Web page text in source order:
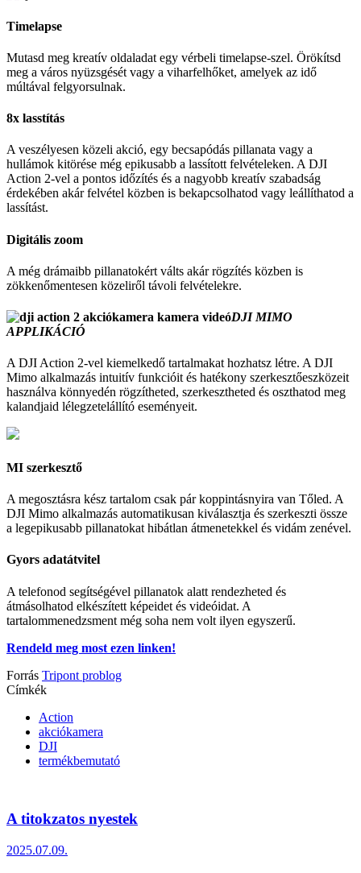
Timelapse
Mutasd meg kreatív oldaladat egy vérbeli timelapse-szel. Örökítsd
meg a város nyüzsgését vagy a viharfelhőket, amelyek az idő
múltával felgyorsulnak.
8x lasstítás
A veszélyesen közeli akció, egy becsapódás pillanata vagy a
hullámok kitörése még epikusabb a lassított felvételeken. A DJI
Action 2-vel a pontos időzítés és a nagyobb kreatív szabadság
érdekében akár felvétel közben is bekapcsolhatod vagy leállíthatod a
lassítást.
Digitális zoom
A még drámaibb pillanatokért válts akár rögzítés közben is
zökkenőmentesen közeliről távoli felvételekre.
DJI MIMO
APPLIKÁCIÓ
A DJI Action 2-vel kiemelkedő tartalmakat hozhatsz létre. A DJI
Mimo alkalmazás intuitív funkcióit és hatékony szerkesztőeszközeit
használva könnyedén rögzítheted, szerkesztheted és oszthatod meg
kalandjaid lélegzetelállító eseményeit.
MI szerkesztő
A megosztásra kész tartalom csak pár koppintásnyira van Tőled. A
DJI Mimo alkalmazás automatikusan kiválasztja és szerkeszti össze
a legepikusabb pillanatokat hibátlan átmenetekkel és vidám zenével.
Gyors adatátvitel
A telefonod segítségével pillanatok alatt rendezheted és
átmásolhatod elkészített képeidet és videóidat. A
tartalommenedzsment még soha nem volt ilyen egyszerű.
Rendeld meg most ezen linken!
Forrás Tripont problog
Címkék
Action
akciókamera
DJI
termékbemutató
A titokzatos nyestek
2025.07.09.